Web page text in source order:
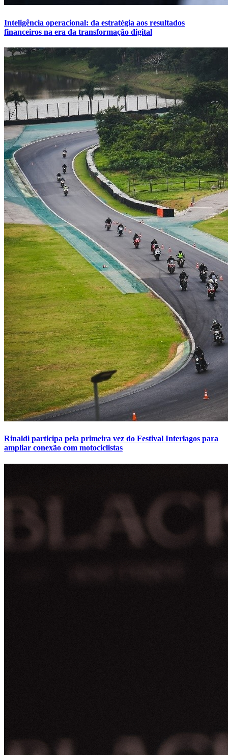
Inteligência operacional: da estratégia aos resultados
financeiros na era da transformação digital
Rinaldi participa pela primeira vez do Festival Interlagos para
ampliar conexão com motociclistas